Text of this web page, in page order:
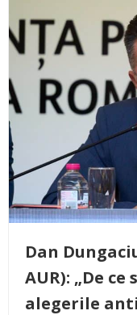
Dan
AUR): „De
alegerile